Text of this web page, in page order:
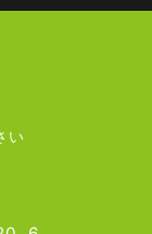
い